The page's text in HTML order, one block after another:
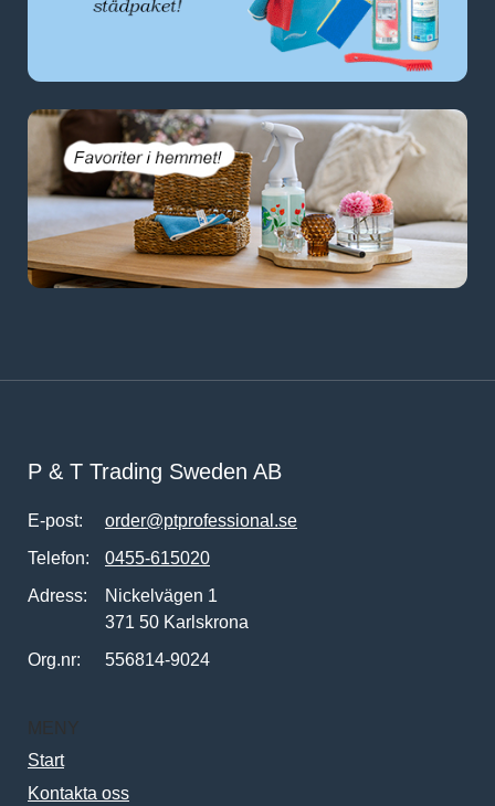
P & T Trading Sweden AB
E-post:
order@ptprofessional.se
Telefon:
0455-615020
Adress:
Nickelvägen 1
371 50 Karlskrona
Org.nr:
556814-9024
MENY
Start
Kontakta oss